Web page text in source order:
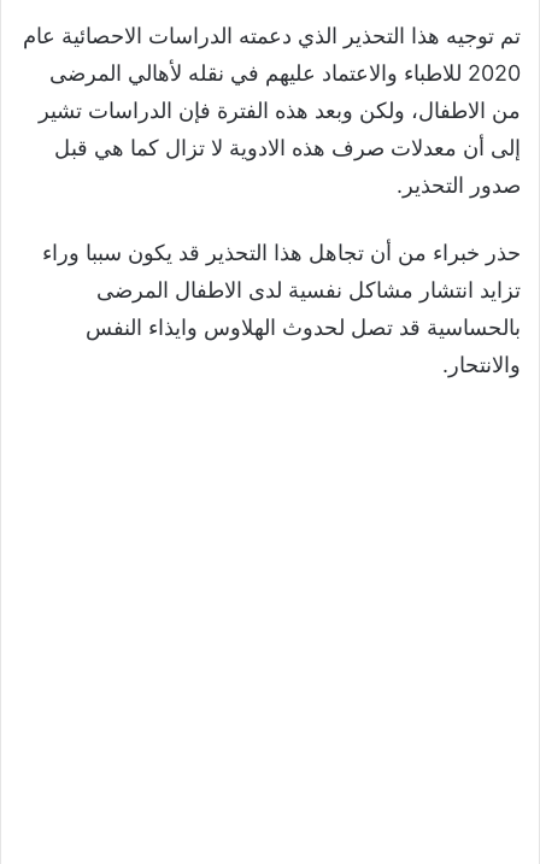
تم توجيه هذا التحذير الذي دعمته الدراسات الاحصائية عام
2020 للاطباء والاعتماد عليهم في نقله لأهالي المرضى
من الاطفال، ولكن وبعد هذه الفترة فإن الدراسات تشير
إلى أن معدلات صرف هذه الادوية لا تزال كما هي قبل
صدور التحذير.
حذر خبراء من أن تجاهل هذا التحذير قد يكون سببا وراء
تزايد انتشار مشاكل نفسية لدى الاطفال المرضى
بالحساسية قد تصل لحدوث الهلاوس وايذاء النفس
والانتحار.